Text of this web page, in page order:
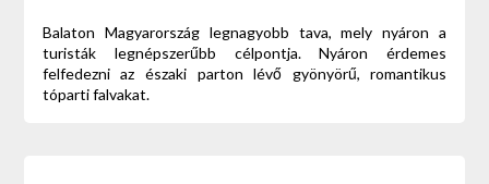
Balaton Magyarország legnagyobb tava, mely nyáron a
turisták legnépszerűbb célpontja. Nyáron érdemes
felfedezni az északi parton lévő gyönyörű, romantikus
tóparti falvakat.